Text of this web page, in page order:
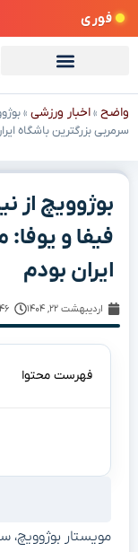
فوری
واضح »اخبار ورزشی »
سرمربی بزرگترین باشگاه
بوژوویچ از
فیفا و
ایران بودم
اردیبهشت ۲۲, ۱۴۰۴
فهرست محتوا
مویستار بوژوویچ،